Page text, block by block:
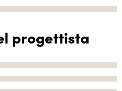
progettista